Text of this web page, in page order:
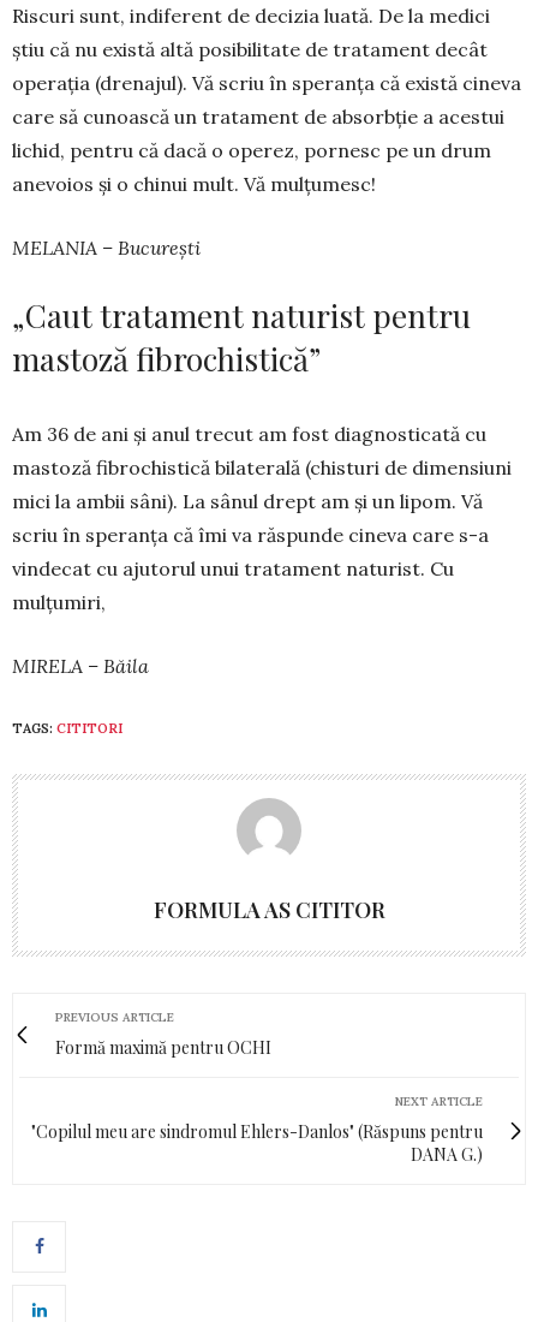
Riscuri sunt, indiferent de de­ci­zia luată. De la medici
știu că nu exis­tă altă posibilitate de tra­ta­ment decât
operația (drena­jul). Vă scriu în spe­ran­ța că există cineva
care să cunoască un trata­ment de absorbție a acestui
li­chid, pentru că dacă o operez, pornesc pe un drum
anevoios și o chi­nui mult. Vă mulțumesc!
MELANIA – București
„Caut tratament naturist pentru
mastoză fibrochistică”
Am 36 de ani și anul trecut am fost diag­nosticată cu
mastoză fibrochistică bilaterală (chisturi de dimen­siuni
mici la ambii sâni). La sânul drept am și un li­pom. Vă
scriu în speranța că îmi va răspunde cineva ca­re s-a
vin­de­cat cu ajutorul unui tratament naturist. Cu
mulțumiri,
MIRELA – Băila
TAGS: CITITORI
FORMULA AS CITITOR
PREVIOUS ARTICLE
Formă maximă pentru OCHI
NEXT ARTICLE
"Copilul meu are sindromul Ehlers-Danlos" (Răspuns pentru
DANA G.)